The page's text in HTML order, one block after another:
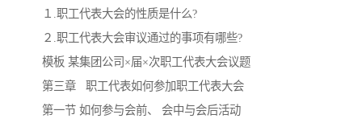
１.职工代表大会的性质是什么?
２.职工代表大会审议通过的事项有哪些?
模板 某集团公司×届×次职工代表大会议题
第三章 职工代表如何参加职工代表大会
第一节 如何参与会前、 会中与会后活动
陕西省水利工程概预算定 宁夏建设工程计价定额
冶金工业建设工程概算定 河北省建设工程消耗量定
额
天津建设工程预算定额 20kv及以下配电网工程预